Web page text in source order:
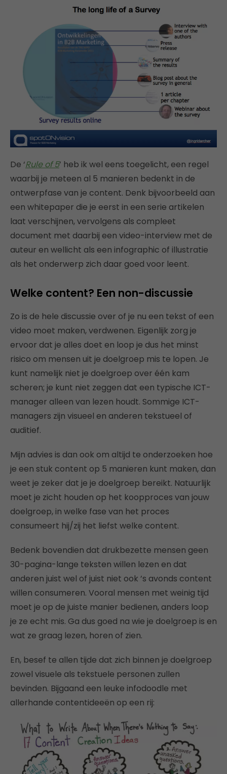
De ‘Rule of 5’ heb ik wel eens toegelicht, een regel
waarbij je meteen al 5 manieren bedenkt in de
ontwerpfase van je content. Denk bijvoorbeeld aan
een whitepaper die je eerst in een serie artikelen
laat verschijnen, vervolgens als compleet
document met daarbij een video-interview met de
auteur en wellicht als een infographic of illustratie
als het onderwerp zich daar goed voor leent.
Welke content? Een non-discussie
Zo is de hele discussie over of je nu een tekst of een
video moet maken, verdwenen. Eigenlijk zorg je
ervoor dat je alles doet en loop je dus het minst
risico om mensen uit je doelgroep mis te lopen. Je
kunt namelijk niet je doelgroep over één kam
scheren; je kunt niet zeggen dat een typische ICT-
manager alleen van lezen houdt. Sommige ICT-
managers zijn visueel en anderen tekstueel of
auditief.
Mijn advies is dan ook om altijd te onderzoeken hoe
je een stuk content op 5 manieren kunt maken, dan
weet je zeker dat je je doelgroep bereikt. Natuurlijk
moet je zicht houden op het koopproces van jouw
doelgroep, in welke fase van het proces
consumeert hij/zij het liefst welke content.
Bedenk bovendien dat drukbezette mensen geen
30-pagina-lange teksten willen lezen en dat
anderen juist wel of juist niet ook ’s avonds content
willen consumeren. Vooral mensen met weinig tijd
moet je op de juiste manier bedienen, anders loop
je ze echt mis. Ga dus goed na wie je doelgroep is en
wat ze graag lezen, horen of zien.
En, besef te allen tijde dat zich binnen je doelgroep
zowel visuele als tekstuele personen zullen
bevinden. Bijgaand een leuke infodoodle met
allerhande contentideeën op een rij: